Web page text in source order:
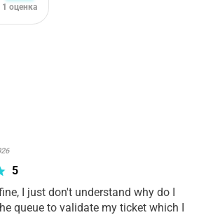
1 оценка
5
I just don't understand why do I
queue to validate my ticket which I